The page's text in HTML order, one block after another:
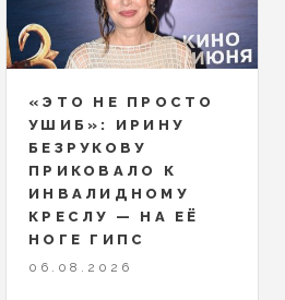
«ЭТО НЕ ПРОСТО
УШИБ»: ИРИНУ
БЕЗРУКОВУ
ПРИКОВАЛО К
ИНВАЛИДНОМУ
КРЕСЛУ — НА ЕЁ
НОГЕ ГИПС
06.08.2026